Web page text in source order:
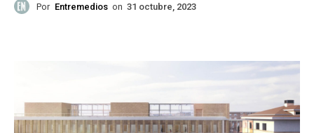
Por Entremedios on 31 octubre, 2023